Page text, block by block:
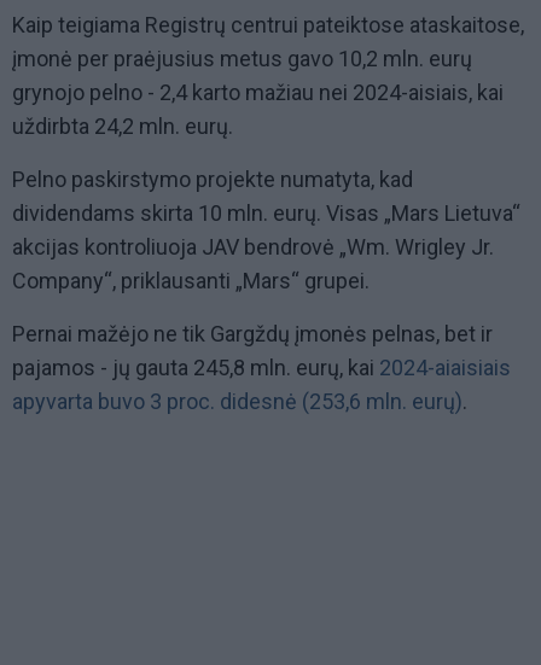
Kaip teigiama Registrų centrui pateiktose ataskaitose,
įmonė per praėjusius metus gavo 10,2 mln. eurų
grynojo pelno - 2,4 karto mažiau nei 2024-aisiais, kai
uždirbta 24,2 mln. eurų.
Pelno paskirstymo projekte numatyta, kad
dividendams skirta 10 mln. eurų. Visas „Mars Lietuva“
akcijas kontroliuoja JAV bendrovė „Wm. Wrigley Jr.
Company“, priklausanti „Mars“ grupei.
Pernai mažėjo ne tik Gargždų įmonės pelnas, bet ir
pajamos - jų gauta 245,8 mln. eurų, kai 2024-aiaisiais
apyvarta buvo 3 proc. didesnė (253,6 mln. eurų).